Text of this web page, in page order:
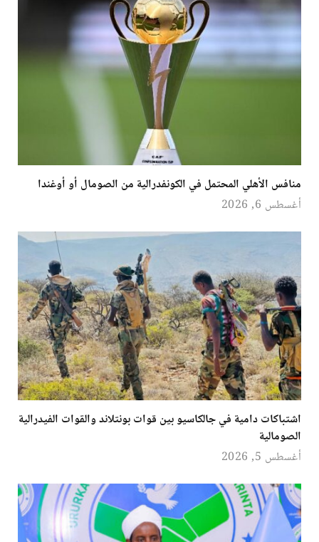
منافس الأهلي المحتمل في الكونفدرالية من الصومال أو أوغندا
أغسطس 6, 2026
اشتباكات دامية في جالكاسيو بين قوات بونتلاند والقوات الفيدرالية
الصومالية
أغسطس 5, 2026